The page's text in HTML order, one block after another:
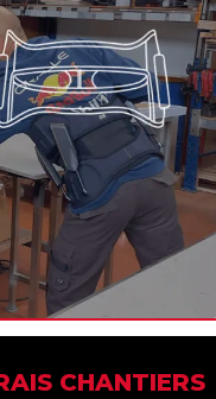
CHANTIERS